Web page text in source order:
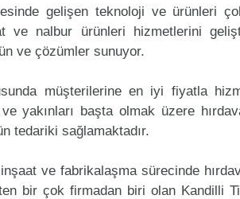
gelişen teknoloji ve ürünleri
ve nalbur ürünleri hizmetlerini
ve çözümler sunuyor.
müşterilerine en iyi fiyatla
yakınları başta olmak üzere
tedariki sağlamaktadır.
ve fabrikalaşma sürecinde
bir çok firmadan biri olan Kandilli